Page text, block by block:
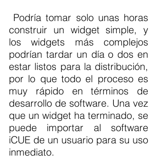
construir un widget simple, y
los widgets más complejos
podrían tardar un día o dos en
estar listos para la distribución,
por lo que todo el proceso es
muy rápido en términos de
desarrollo de software. Una vez
que un widget ha terminado, se
puede importar al software
iCUE de un usuario para su uso
inmediato.